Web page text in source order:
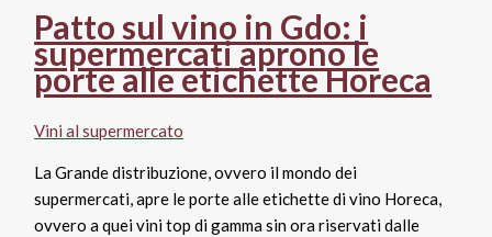
prezzo
e
promozioni:
cosa
nel
2022?
Patto sul vino in Gdo: i
supermercati aprono le
porte alle etichette Horeca
Vini al supermercato
La Grande distribuzione, ovvero il mondo dei
supermercati, apre le porte alle etichette di vino Horeca,
ovvero a quei vini top di gamma sin ora riservati dalle